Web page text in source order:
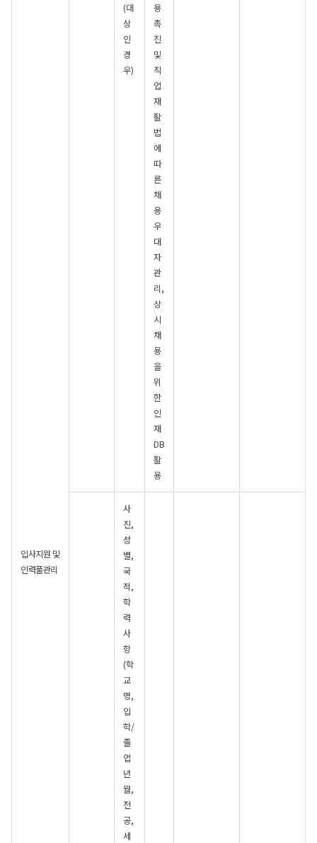
입사지원 및
인력풀관리
(대
상
인
경
우)
용
촉
진
및
직
업
재
활
법
에
따
른
채
용
우
대
자
관
리,
상
시
채
용
을
위
한
인
재
DB
활
용
사
진,
성
별,
국
적,
학
력
사
항
(학
교
명,
입
학/
졸
업
년
월,
전
공,
세